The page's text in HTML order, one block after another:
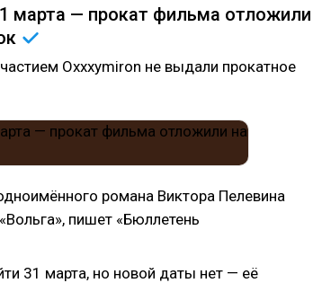
марта — прокат фильма отложили
Oxxxymiron не выдали прокатное
романа Виктора Пелевина
пишет «Бюллетень
31 марта, но новой даты нет — её